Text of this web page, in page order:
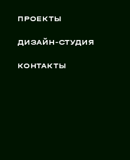
ПРОЕКТЫ
ДИЗАЙН-СТУДИЯ
КОНТАКТЫ